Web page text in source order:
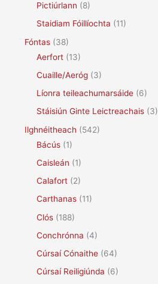
Pictiúrlann (8)
Staidiam Fóillíochta (11)
Fóntas (38)
Aerfort (13)
Cuaille/Aeróg (3)
Líonra teileachumarsáide (6)
Stáisiún Ginte Leictreachais (3)
Ilghnéitheach (542)
Bácús (1)
Caisleán (1)
Calafort (2)
Carthanas (11)
Clós (188)
Conchrónna (4)
Cúrsaí Cónaithe (64)
Cúrsaí Reiligiúnda (6)